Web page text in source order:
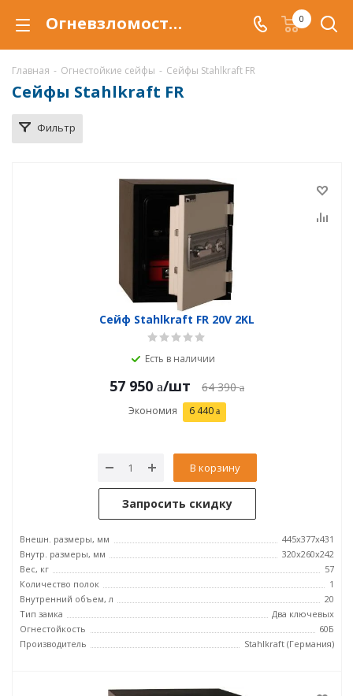
Огневзломостойкий сейф Stahlkraft FR купить в Воронеже, сейфы Stahlkraft FR с защитой от взлома и от огня по низкой цене c доставкой 0
Главная - Огнестойкие сейфы - Сейфы Stahlkraft FR
Сейфы Stahlkraft FR
Фильтр
Сейф Stahlkraft FR 20V 2KL
Есть в наличии
57 950 /шт 64 390
Экономия 6 440
В корзину
Запросить скидку
Внешн. размеры, мм
445x377x431
Внутр. размеры, мм
320x260x242
Вес, кг
57
Количество полок
1
Внутренний объем, л
20
Тип замка
Два ключевых
Огнестойкость
60Б
Производитель
Stahlkraft (Германия)